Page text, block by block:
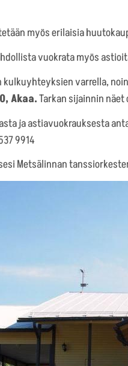
myös erilaisia
vuokrata myös
varrella,
Akaa.Tarkan sijainnin näet
ja astiavuokrauksesta
9914
Metsälinnan